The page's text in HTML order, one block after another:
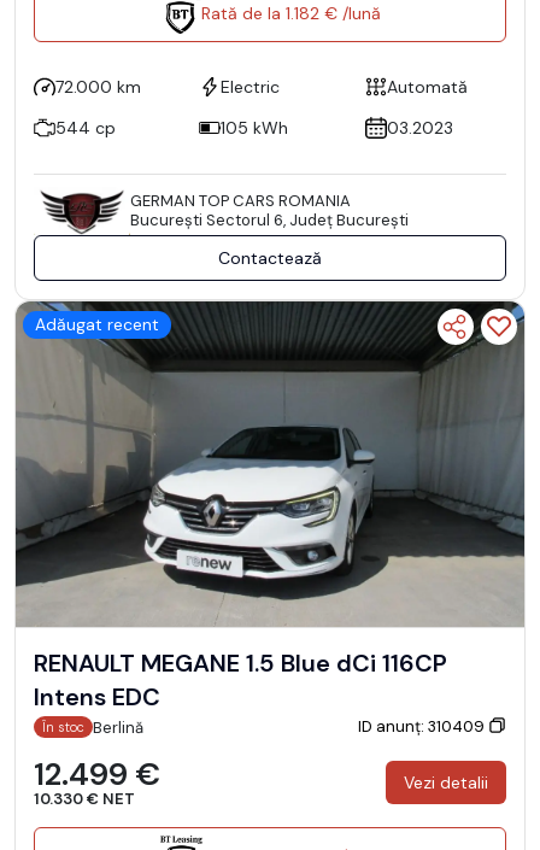
Rată de la 1.182 € /lună
72.000 km Electric
Automată
544 cp
105 kWh 03.2023
GERMAN TOP CARS ROMANIA
Bucureşti Sectorul 6, Județ București
Contactează
Adăugat recent
RENAULT MEGANE 1.5 Blue dCi 116CP
Intens EDC
În stoc Berlină ID anunț: 310409
12.499 €
10.330 € NET
Vezi detalii